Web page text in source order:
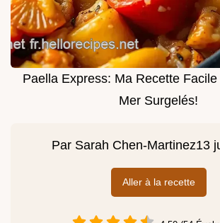
Paella Express: Ma Recette
Mer Surgelés!
Par Sarah Chen-Martinez13
Aller à la recette